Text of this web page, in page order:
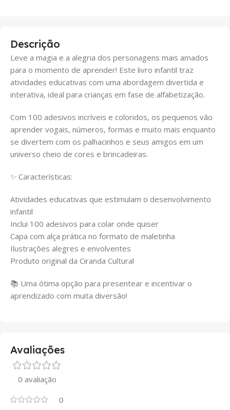
Descrição
Leve a magia e a alegria dos personagens mais amados
para o momento de aprender! Este livro infantil traz
atividades educativas com uma abordagem divertida e
interativa, ideal para crianças em fase de alfabetização.
Com 100 adesivos incríveis e coloridos, os pequenos vão
aprender vogais, números, formas e muito mais enquanto
se divertem com os palhacinhos e seus amigos em um
universo cheio de cores e brincadeiras.
✨ Características:
Atividades educativas que estimulam o desenvolvimento
infantil
Inclui 100 adesivos para colar onde quiser
Capa com alça prática no formato de maletinha
Ilustrações alegres e envolventes
Produto original da Ciranda Cultural
📚 Uma ótima opção para presentear e incentivar o
aprendizado com muita diversão!
Avaliações
0 avaliação
0